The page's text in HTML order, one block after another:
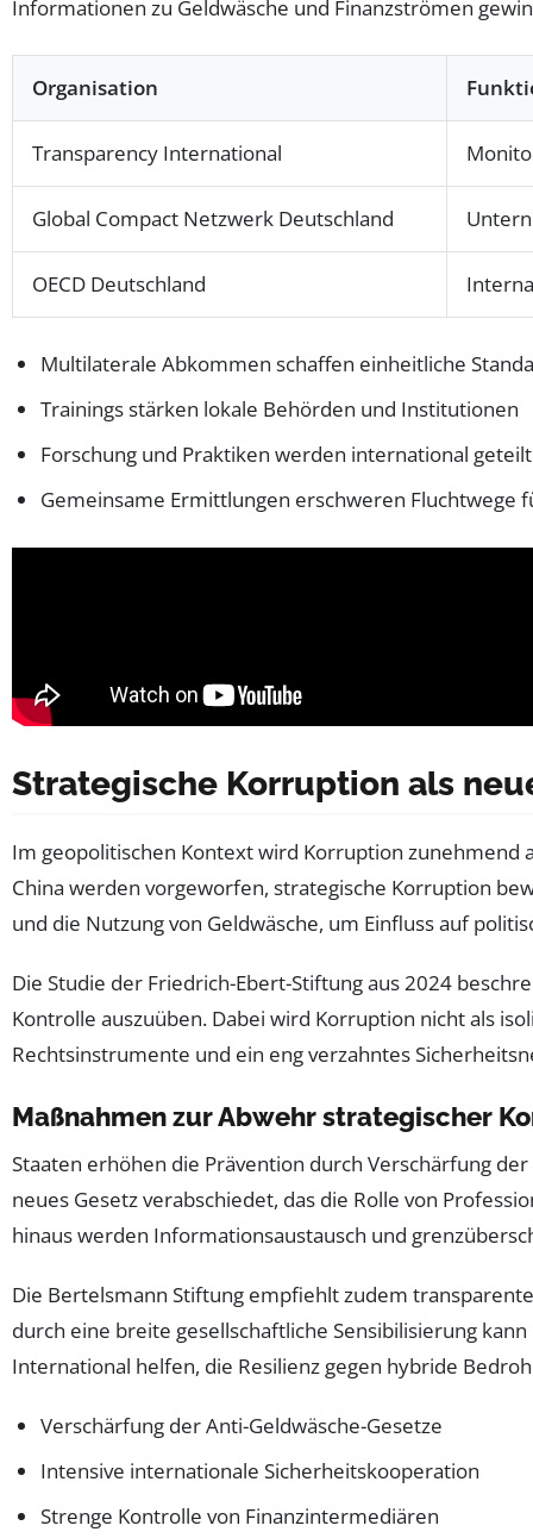
Informationen zu Geldwäsche und Finanzströmen
Organisation
Transparency International
Global Compact Netzwerk Deutschland
OECD Deutschland
Multilaterale Abkommen schaffen einheitliche
Trainings stärken lokale Behörden und Institutionen
Forschung und Praktiken werden international geteilt
Gemeinsame Ermittlungen erschweren Fluchtwege
Strategische Korruption als
Im geopolitischen Kontext wird Korruption zunehmend
China werden vorgeworfen, strategische Korruption
und die Nutzung von Geldwäsche, um Einfluss auf
Die Studie der Friedrich-Ebert-Stiftung aus 2024
Kontrolle auszuüben. Dabei wird Korruption nicht als
Rechtsinstrumente und ein eng verzahntes
Maßnahmen zur Abwehr strategischer
Staaten erhöhen die Prävention durch Verschärfung
neues Gesetz verabschiedet, das die Rolle von
hinaus werden Informationsaustausch und
Die Bertelsmann Stiftung empfiehlt zudem
durch eine breite gesellschaftliche Sensibilisierung
International helfen, die Resilienz gegen hybride
Verschärfung der Anti-Geldwäsche-Gesetze
Intensive internationale Sicherheitskooperation
Strenge Kontrolle von Finanzintermediären